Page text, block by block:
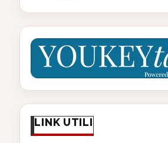
LINK UTILI